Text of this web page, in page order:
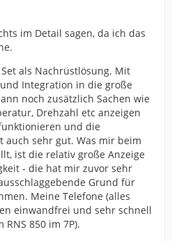
im Detail sagen, da ich das
als Nachrüstlösung. Mit
Integration in die große
noch zusätzlich Sachen wie
Drehzahl etc anzeigen
und die
auch sehr gut. Was mir beim
ist die relativ große Anzeige
- die hat mir zuvor sehr
Grund für
Meine Telefone (alles
einwandfrei und sehr schnell
850 im 7P).